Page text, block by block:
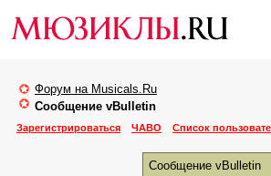
Форум на Musicals.Ru
Сообщение vBulletin
Зарегистрироваться ЧАВО Список
Сообщение vBulletin